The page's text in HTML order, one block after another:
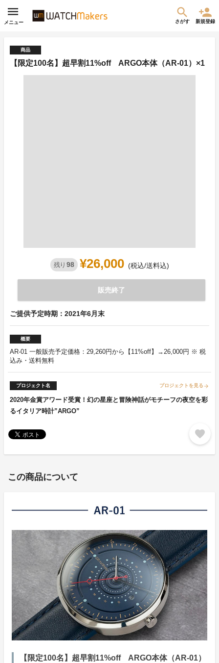
メニュー さがす 新規登録
商品
【限定100名】超早割11%off ARGO本体（AR-01）×1
残り 98 ¥26,000 (税込/送料込)
販売終了
ご提供予定時期：2021年6月末
概要
AR-01 一般販売予定価格：29,260円から【11%off】→26,000円 ※ 税
込み・送料無料
プロジェクト名 プロジェクトを見る arrow_forward
2020年金賞アワード受賞！幻の星座と冒険神話がモチーフの夜空を彩
るイタリア時計”ARGO”
favorite
この商品について
【限定100名】超早割11%off ARGO本体（AR-01）